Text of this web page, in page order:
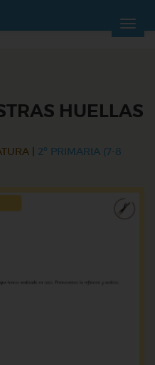
HUELLAS
2º PRIMARIA (7-8